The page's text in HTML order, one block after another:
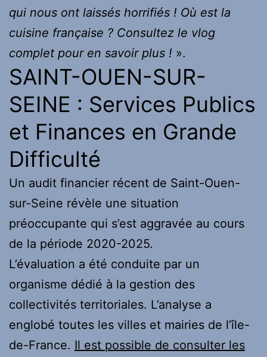
qui nous ont laissés horrifiés ! Où est la
cuisine française ? Consultez le vlog
complet pour en savoir plus ! ».
SAINT-OUEN-SUR-
SEINE : Services Publics
et Finances en Grande
Difficulté
Un audit financier récent de Saint-Ouen-
sur-Seine révèle une situation
préoccupante qui s’est aggravée au cours
de la période 2020-2025.
L’évaluation a été conduite par un
organisme dédié à la gestion des
collectivités territoriales. L’analyse a
englobé toutes les villes et mairies de l’île-
de-France. Il est possible de consulter les